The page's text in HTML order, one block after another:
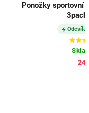
Ponožky sportovní
3pack